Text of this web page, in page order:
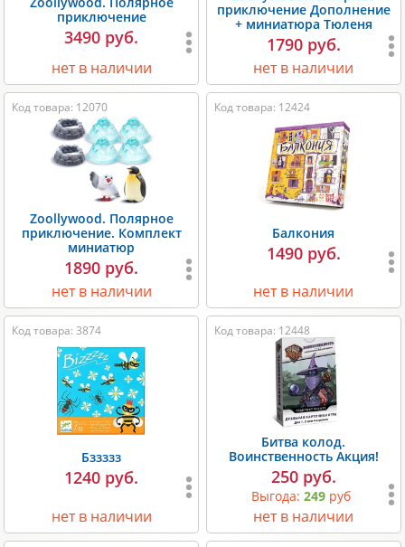
приключение
3490 руб.
нет в наличии
приключение Дополнение
+ миниатюра Тюленя
1790 руб.
нет в наличии
Код товара: 12070
Zoollywood. Полярное
приключение. Комплект
миниатюр
1890 руб.
нет в наличии
Код товара: 12424
Балкония
1490 руб.
нет в наличии
Код товара: 3874
Бззззз
1240 руб.
нет в наличии
Код товара: 12448
Битва колод.
Воинственность Акция!
250 руб.
Выгода: 249руб
нет в наличии